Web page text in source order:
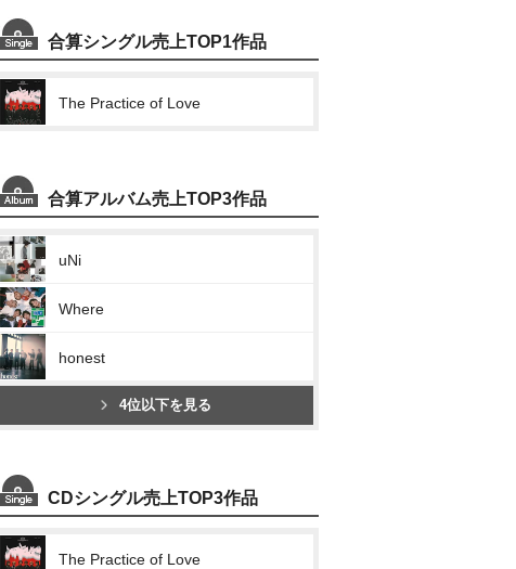
合算シングル売上TOP1作品
The Practice of Love
合算アルバム売上TOP3作品
uNi
Where
honest
4位以下を見る
CDシングル売上TOP3作品
The Practice of Love